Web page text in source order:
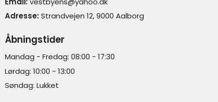
Adresse: Strandvejen 12, 9000 Aalborg
Åbningstider
Mandag - Fredag: 08:00 - 17:30
Lørdag: 10:00 - 13:00
Søndag: Lukket